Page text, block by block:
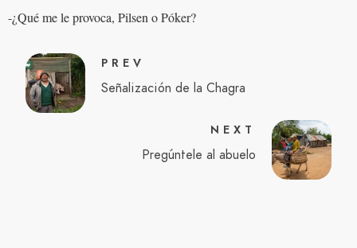
-¿Qué me le provoca, Pilsen o Póker?
PREV
Señalización de la Chagra
NEXT
Pregúntele al abuelo